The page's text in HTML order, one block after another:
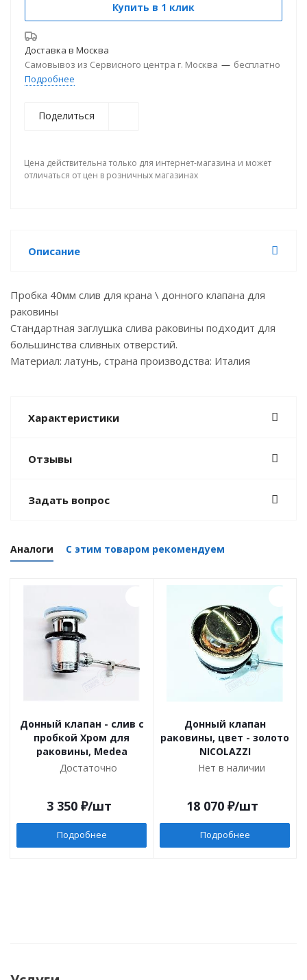
Купить в 1 клик
Доставка в Москва
Самовывоз из Сервисного центра г. Москва — бесплатно
Подробнее
Поделиться
Цена действительна только для интернет-магазина и может
отличаться от цен в розничных магазинах
Описание
Пробка 40мм слив для крана \ донного клапана для
раковины
Стандартная заглушка слива раковины подходит для
большинства сливных отверстий.
Материал: латунь, страна производства: Италия
Характеристики
Отзывы
Задать вопрос
Аналоги С этим товаром рекомендуем
Донный клапан - слив с
пробкой Хром для
раковины, Medea
Достаточно
3 350 ₽/шт
Подробнее
Донный клапан
раковины, цвет - золото
NICOLAZZI
Нет в наличии
18 070 ₽/шт
Подробнее